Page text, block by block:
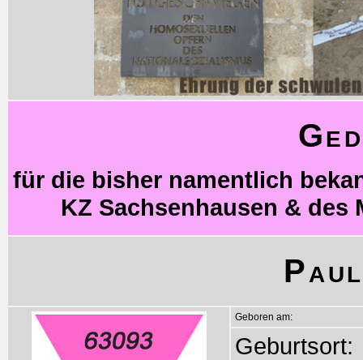
für die bisher namentlich
KZ Sachsenhausen & des
Geboren am:
Geburtsort: